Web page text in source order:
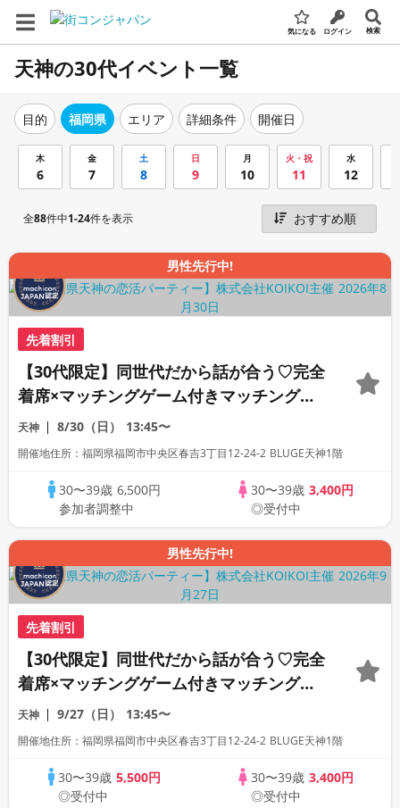
気になる ログイン 検索
天神の30代イベント一覧
目的 福岡県 エリア 詳細条件 開催日
木
6
金
7
土
8
日
9
月
10
火・祝
11
水
12
全88件中1-24件を表示
男性先行中!
先着割引
【30代限定】同世代だから話が合う♡完全
着席×マッチングゲーム付きマッチングコ
ン
天神 8/30（日） 13:45〜
開催地住所：福岡県福岡市中央区春吉3丁目12-24-2 BLUGE天神1階
30〜39歳 6,500円
参加者調整中
30〜39歳 3,400円
◎受付中
男性先行中!
先着割引
【30代限定】同世代だから話が合う♡完全
着席×マッチングゲーム付きマッチングコ
ン
天神 9/27（日） 13:45〜
開催地住所：福岡県福岡市中央区春吉3丁目12-24-2 BLUGE天神1階
30〜39歳5,500円
◎受付中
30〜39歳 3,400円
◎受付中